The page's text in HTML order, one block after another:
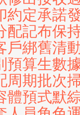
約定承諾
配記布保
戶綁舊清
預算生數
周期批次
體預式默